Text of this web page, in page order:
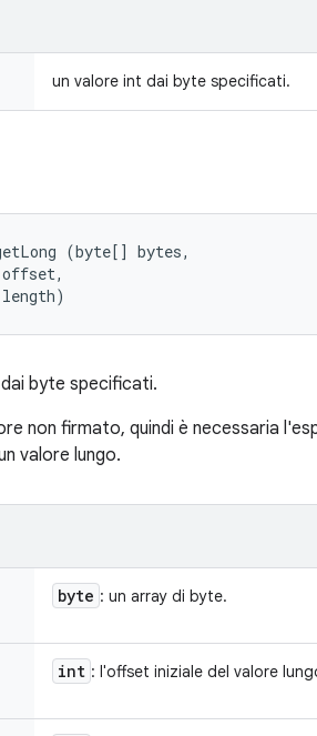
un valore int dai byte specificati.
(byte[] bytes,
byte specificati.
non firmato, quindi è necessaria
valore lungo.
byte : un array di byte.
int : l'offset iniziale del valore